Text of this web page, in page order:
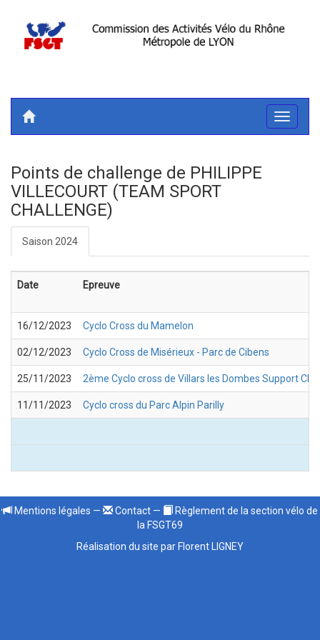
Toggle
Points de challenge de PHILIPPE
VILLECOURT (TEAM SPORT
CHALLENGE)
Saison 2024
Date Epreuve
16/12/2023 Cyclo Cross du Mamelon
02/12/2023 Cyclo Cross de Misérieux - Parc de Cibens
25/11/2023 2ème Cyclo cross de Villars les Dombes Support
11/11/2023 Cyclo cross du Parc Alpin Parilly
Mentions légales — Contact —
Règlement de la section vélo de
la FSGT69
Réalisation du site par Florent LIGNEY